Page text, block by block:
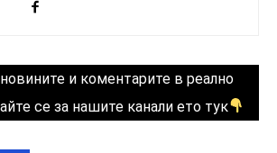
и коментарите в реално
се за нашите канали ето тук